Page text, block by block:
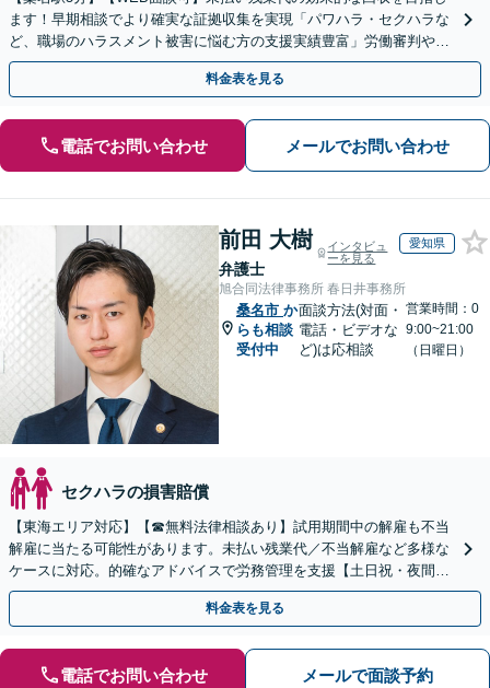
ます！早期相談でより確実な証拠収集を実現「パワハラ・セクハラな
ど、職場のハラスメント被害に悩む方の支援実績豊富」労働審判や訴
訟を視野に、毅然とした対応で【休日・夜間相談可】
料金表を見る
電話でお問い合わせ メールでお問い合わせ
前田 大樹
弁護士
インタビュ
ーを見る
愛知県
旭合同法律事務所 春日井事務所
桑名市 か
らも相談
受付中
面談方法(対面・
電話・ビデオな
ど)は応相談
営業時間：0
9:00~21:00
（日曜日）
セクハラの損害賠償
【東海エリア対応】【☎︎無料法律相談あり】試用期間中の解雇も不当
解雇に当たる可能性があります。未払い残業代／不当解雇など多様な
ケースに対応。的確なアドバイスで労務管理を支援【土日祝・夜間対
応】【オンライン面談可】【完全個室】
料金表を見る
電話でお問い合わせ メールで面談予約